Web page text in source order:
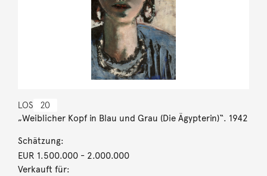
LOS 20
„Weiblicher Kopf in Blau und Grau (Die Ägypterin)“. 1942
Schätzung:
EUR 1.500.000- 2.000.000
Verkauft für: